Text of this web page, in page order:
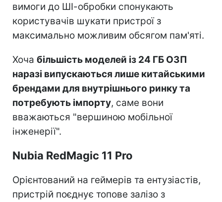
вимоги до ШІ-обробки спонукають
користувачів шукати пристрої з
максимально можливим обсягом пам'яті.
Хоча більшість моделей із 24 ГБ ОЗП
наразі випускаються лише китайськими
брендами для внутрішнього ринку та
потребують імпорту, саме вони
вважаються "вершиною мобільної
інженерії".
Nubia RedMagic 11 Pro
Орієнтований на геймерів та ентузіастів,
пристрій поєднує топове залізо з